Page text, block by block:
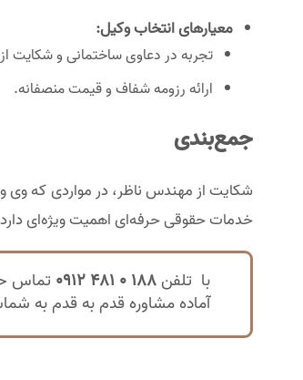
معیارهای انتخاب وکیل:
تجربه در دعاوی ساختمانی و شکایت
ارائه رزومه شفاف و قیمت منصفانه.
جمع‌بندی
شکایت از مهندس ناظر، در مواردی که وی
خدمات حقوقی حرفه‌ای اهمیت ویژه‌ای
با تلفن 188 0 481 0912
تماس
آماده مشاوره قدم به قدم به